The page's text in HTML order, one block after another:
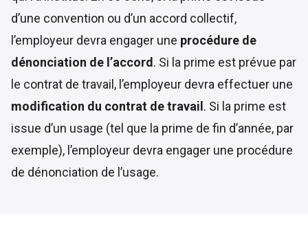
d’une convention ou d’un accord collectif,
l’employeur devra engager une procédure de
dénonciation de l’accord . Si la prime est prévue par
le contrat de travail, l’employeur devra effectuer une
modification du contrat de travail . Si la prime est
issue d’un usage (tel que la prime de fin d’année, par
exemple), l’employeur devra engager une procédure
de dénonciation de l’usage.